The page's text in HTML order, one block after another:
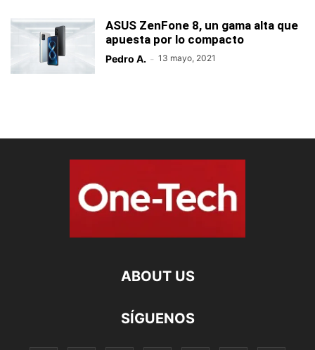
ASUS ZenFone 8, un gama alta que
apuesta por lo compacto
Pedro A. - 13 mayo, 2021
ABOUT US
SÍGUENOS